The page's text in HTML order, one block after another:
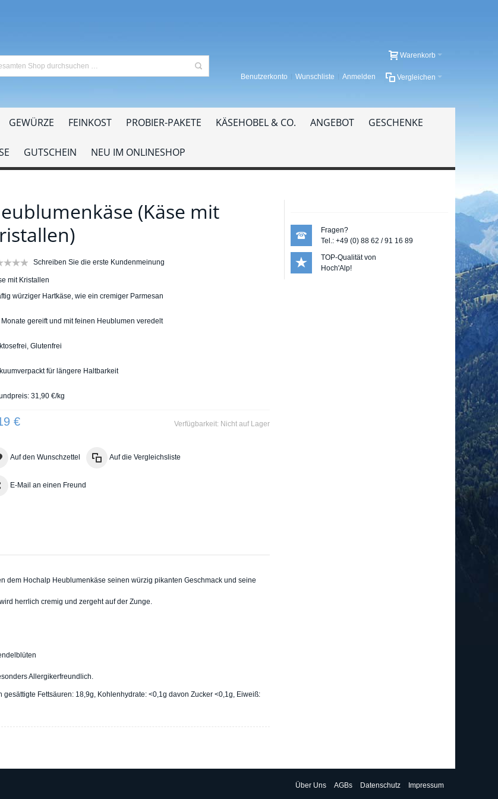
Warenkorb
Vergleichen
Benutzerkonto Wunschliste Anmelden
GEWÜRZE FEINKOST PROBIER-PAKETE KÄSEHOBEL & CO. ANGEBOT GESCHENKE
GUTSCHEIN NEU IM ONLINESHOP
(Käse mit
Schreiben Sie die erste Kundenmeinung
mit Kristallen
würziger Hartkäse, wie ein cremiger Parmesan
Monate gereift und mit feinen Heublumen veredelt
Glutenfrei
für längere Haltbarkeit
31,90 €/kg
Verfügbarkeit: Nicht auf Lager
€
Auf den Wunschzettel Auf die Vergleichsliste
E-Mail an einen Freund
Fragen?
Tel.: +49 (0) 88 62 / 91 16 89
TOP-Qualität von
Hoch'Alp!
Hochalp Heublumenkäse seinen würzig pikanten Geschmack und seine
herrlich cremig und zergeht auf der Zunge.
Allergikerfreundlich.
Fettsäuren: 18,9g, Kohlenhydrate: <0,1g davon Zucker <0,1g, Eiweiß:
Über Uns AGBs Datenschutz Impressum